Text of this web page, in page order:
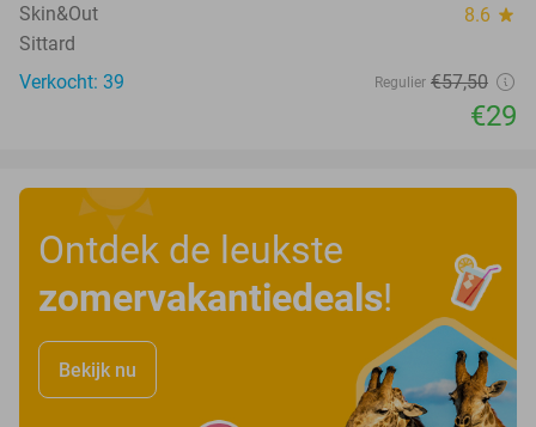
Skin&Out 8.6 star
Sittard
Verkocht: 39
Regulier €57,50
€29
Ontdek de leukste
zomervakantiedeals!
Bekijk nu